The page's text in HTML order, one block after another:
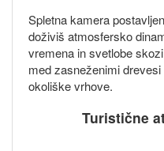
Spletna kamera
doživiš atmosfersko
vremena in svetlobe
med zasneženimi
okoliške vrhove.
Turistične